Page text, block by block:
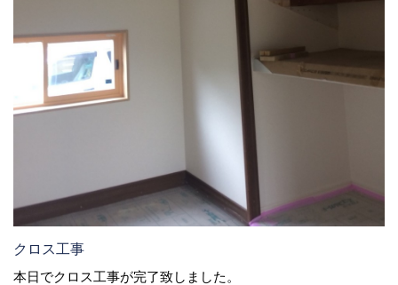
クロス工事
本日でクロス工事が完了致しました。